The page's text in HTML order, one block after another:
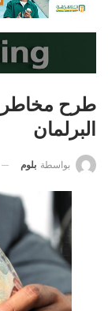
طرح مخاطر
البرلمان
بواسطة بلوم